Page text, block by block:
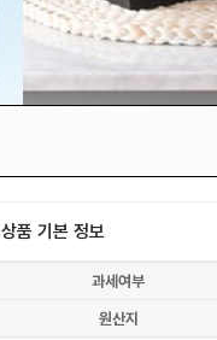
상품 기본 정보
과세여부
원산지